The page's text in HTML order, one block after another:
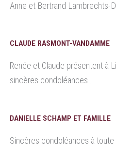
Anne et Bertrand Lambrechts-
CLAUDE RASMONT-VANDAMME
Renée et Claude présentent à
sincères condoléances .
DANIELLE SCHAMP ET FAMILLE
Sincères condoléances à